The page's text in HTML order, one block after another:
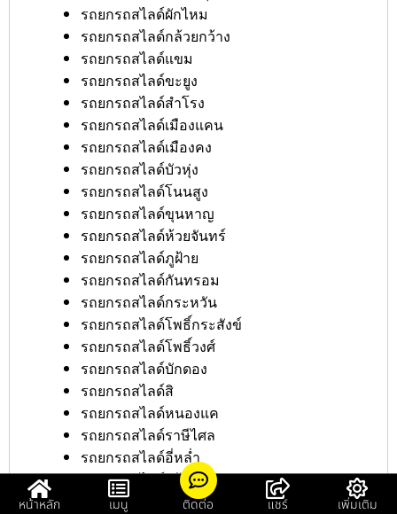
รถยกรถสไลด์ผักไหม
รถยกรถสไลด์กล้วยกว้าง
รถยกรถสไลด์แขม
รถยกรถสไลด์ขะยูง
รถยกรถสไลด์สำโรง
รถยกรถสไลด์เมืองแคน
รถยกรถสไลด์เมืองคง
รถยกรถสไลด์บัวหุ่ง
รถยกรถสไลด์โนนสูง
รถยกรถสไลด์ขุนหาญ
รถยกรถสไลด์ห้วยจันทร์
รถยกรถสไลด์ภูฝ้าย
รถยกรถสไลด์กันทรอม
รถยกรถสไลด์กระหวัน
รถยกรถสไลด์โพธิ์กระสังข์
รถยกรถสไลด์โพธิ์วงศ์
รถยกรถสไลด์บักดอง
รถยกรถสไลด์สิ
รถยกรถสไลด์หนองแค
รถยกรถสไลด์ราษีไศล
รถยกรถสไลด์อี่หล่ำ
รถยกรถสไลด์สร้างปี่
รถยกรถสไลด์ทุ่งไชย
หน้าหลัก เมนู ติดต่อ แชร์ เพิ่มเติม